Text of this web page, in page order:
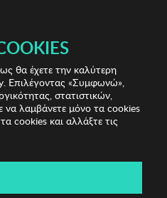
(0)
θα έχετε την καλύτερη
Επιλέγοντας «Συμφωνώ»,
στατιστικών,
να λαμβάνετε μόνο τα cookies
cookies και αλλάξτε τις